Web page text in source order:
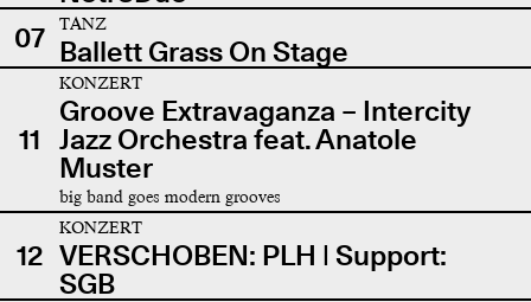
07
TANZ
Ballett Grass On Stage
11
KONZERT
Groove Extravaganza – Intercity
Jazz Orchestra feat. Anatole
Muster
big band goes modern grooves
12
KONZERT
VERSCHOBEN: PLH | Support:
SGB